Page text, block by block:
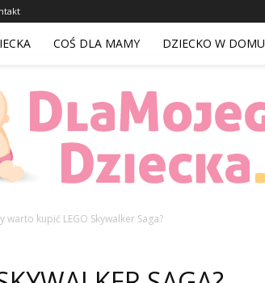
COŚ DLA MAMY DZIECKO W DOMU
warto kupić LEGO Skywalker Saga?